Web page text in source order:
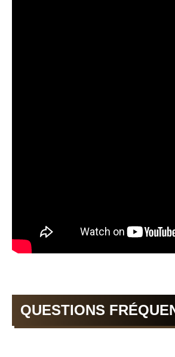
QUESTIONS